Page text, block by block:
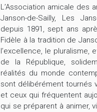
L’Association amicale des
Janson-de-Sailly, Les
depuis 1891, sept ans
Fidèle à la tradition de
l’excellence, le pluralisme,
de la République,
réalités du monde
sont délibérément tournés
et ceux qui fréquentent
qui se préparent à animer,